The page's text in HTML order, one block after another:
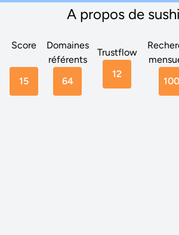
A propos de
Score
15
Domaines
référents
64
Trustflow
12